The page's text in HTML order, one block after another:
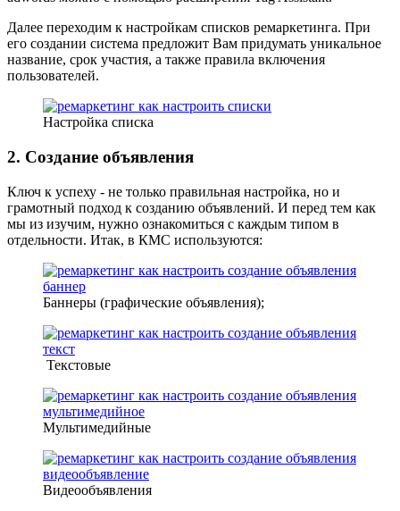
Далее переходим к настройкам списков ремаркетинга. При
его создании система предложит Вам придумать уникальное
название, срок участия, а также правила включения
пользователей.
Настройка списка
2. Создание объявления
Ключ к успеху - не только правильная настройка, но и
грамотный подход к созданию объявлений. И перед тем как
мы из изучим, нужно ознакомиться с каждым типом в
отдельности. Итак, в КМС используются:
Баннеры (графические объявления);
Текстовые
Мультимедийные
Видеообъявления